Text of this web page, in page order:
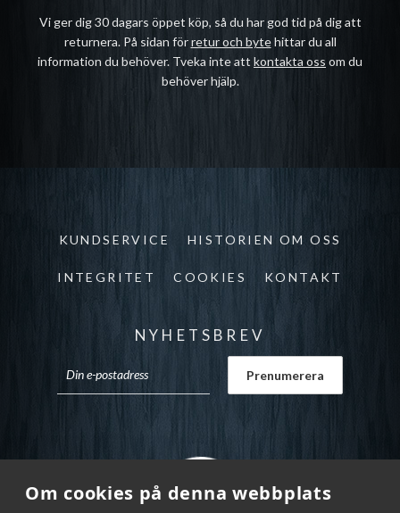
Om cookies på denna webbplats
Vi ger dig 30 dagars öppet köp, så du har god tid på dig att
returnera. På sidan förretur och bytehittar du all
information du behöver. Tveka inte att kontakta oss om du
behöver hjälp.
KUNDSERVICE HISTORIEN OM OSS
INTEGRITET COOKIES KONTAKT
NYHETSBREV